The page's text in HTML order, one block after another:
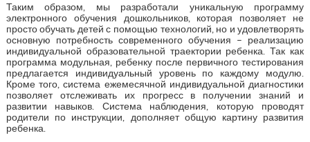
Таким образом, мы разработали уникальную программу
электронного обучения дошкольников, которая позволяет не
просто обучать детей с помощью технологий, но и удовлетворять
основную потребность современного обучения – реализацию
индивидуальной образовательной траектории ребенка. Так как
программа модульная, ребенку после первичного тестирования
предлагается индивидуальный уровень по каждому модулю.
Кроме того, система ежемесячной индивидуальной диагностики
позволяет отслеживать их прогресс в получении знаний и
развитии навыков. Система наблюдения, которую проводят
родители по инструкции, дополняет общую картину развития
ребенка.